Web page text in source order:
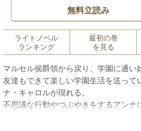
無料立読み
ライトノベル
ランキング
最初の巻
を見る
マルセル侯爵領から戻り、学園に通い
友達もできて楽しい学園生活を送って
ナ・キャロルが現れる。
不思議な行動やつぶやきをするアンナ